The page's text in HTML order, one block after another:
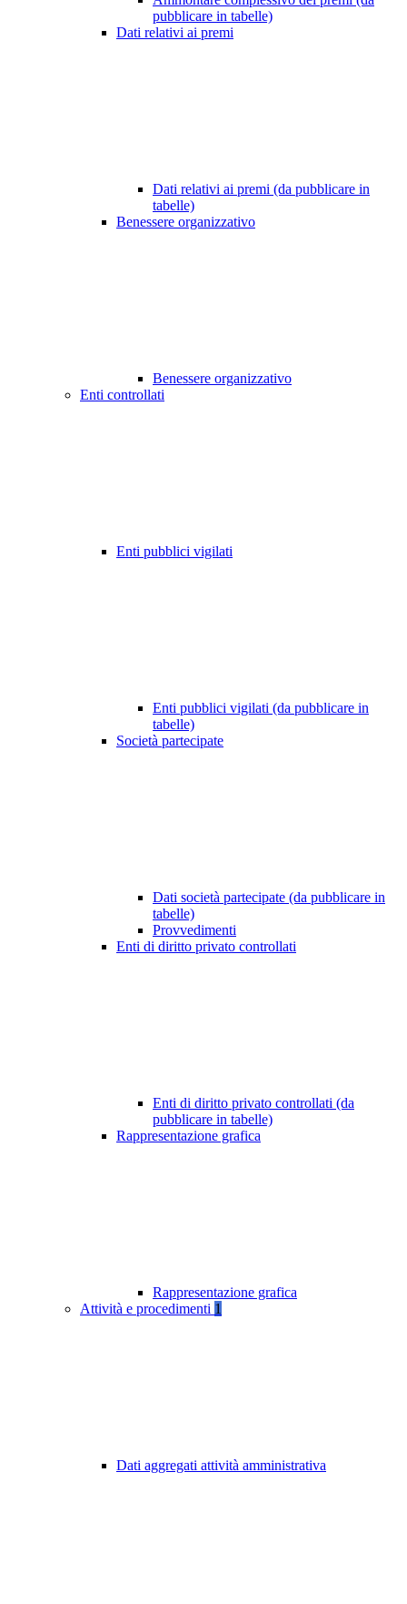
pubblicare in tabelle)
Dati relativi ai premi
Dati relativi ai premi (da pubblicare in
tabelle)
Benessere organizzativo
Benessere organizzativo
Enti controllati
Enti pubblici vigilati
Enti pubblici vigilati (da pubblicare in
tabelle)
Società partecipate
Dati società partecipate (da pubblicare in
tabelle)
Provvedimenti
Enti di diritto privato controllati
Enti di diritto privato controllati (da
pubblicare in tabelle)
Rappresentazione grafica
Rappresentazione grafica
Attività e procedimenti 1
Dati aggregati attività amministrativa